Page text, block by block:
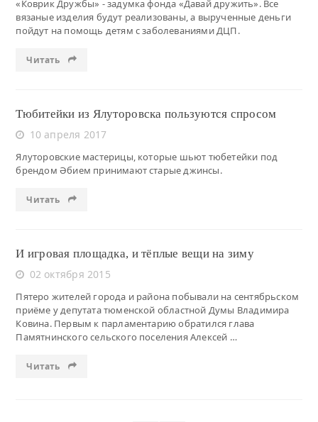
«Коврик Дружбы» - задумка фонда «Давай дружить». Все
вязаные изделия будут реализованы, а вырученные деньги
пойдут на помощь детям с заболеваниями ДЦП.
Читать
Тюбитейки из Ялуторовска пользуются спросом
10 апреля 2017
Ялуторовские мастерицы, которые шьют тюбетейки под
брендом Әбием принимают старые джинсы.
Читать
И игровая площадка, и тёплые вещи на зиму
02 октября 2015
Пятеро жителей города и района побывали на сентябрьском
приёме у депутата тюменской областной Думы Владимира
Ковина. Первым к парламентарию обратился глава
Памятнинского сельского поселения Алексей …
Читать